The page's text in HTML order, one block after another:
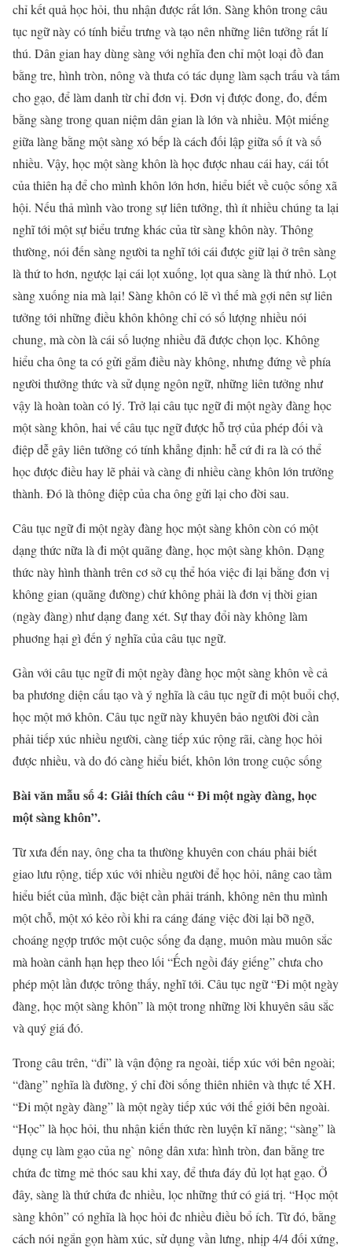
chỉ kết quả học hỏi, thu nhận được rất lớn. Sàng khôn trong câu
tục ngữ này có tính biểu trưng và tạo nên những liên tưởng rất lí
thú. Dân gian hay dùng sàng với nghĩa đen chỉ một loại đồ đan
bằng tre, hình tròn, nông và thưa có tác dụng làm sạch trấu và tấm
cho gạo, để làm danh từ chỉ đơn vị. Đơn vị được đong, đo, đếm
bằng sàng trong quan niệm dân gian là lớn và nhiều. Một miếng
giữa làng bằng một sàng xó bếp là cách đối lập giữa số ít và số
nhiều. Vậy, học một sàng khôn là học được nhau cái hay, cái tốt
của thiên hạ để cho mình khôn lớn hơn, hiểu biết về cuộc sống xã
hội. Nếu thả mình vào trong sự liên tưởng, thì ít nhiều chúng ta lại
nghĩ tới một sự biểu trưng khác của từ sàng khôn này. Thông
thường, nói đến sàng người ta nghĩ tới cái được giữ lại ở trên sàng
là thứ to hơn, ngược lại cái lọt xuống, lọt qua sàng là thứ nhỏ. Lọt
sàng xuống nia mà lại! Sàng khôn có lẽ vì thế mà gợi nên sự liên
tưởng tới những điều khôn không chỉ có số lượng nhiều nói
chung, mà còn là cái số luợng nhiều đã được chọn lọc. Không
hiểu cha ông ta có gửi gắm điều này không, nhưng đứng về phía
người thưởng thức và sử dụng ngôn ngữ, những liên tưởng như
vậy là hoàn toàn có lý. Trở lại câu tục ngữ đi một ngày đàng học
một sàng khôn, hai vế câu tục ngữ được hỗ trợ của phép đối và
điệp dễ gây liên tưởng có tính khẳng định: hễ cứ đi ra là có thể
học được điều hay lẽ phải và càng đi nhiều càng khôn lớn trưởng
thành. Đó là thông điệp của cha ông gửi lại cho đời sau.
Câu tục ngữ đi một ngày đàng học một sàng khôn còn có một
dạng thức nữa là đi một quãng đàng, học một sàng khôn. Dạng
thức này hình thành trên cơ sở cụ thể hóa việc đi lại bằng đơn vị
không gian (quãng đường) chứ không phải là đơn vị thời gian
(ngày đàng) như dạng đang xét. Sự thay đổi này không làm
phuơng hại gì đến ý nghĩa của câu tục ngữ.
Gần với câu tục ngữ đi một ngày đàng học một sàng khôn về cả
ba phương diện cấu tạo và ý nghĩa là câu tục ngữ đi một buổi chợ,
học một mớ khôn. Câu tục ngữ này khuyên bảo người đời cần
phải tiếp xúc nhiều người, càng tiếp xúc rộng rãi, càng học hỏi
được nhiều, và do đó càng hiểu biết, khôn lớn trong cuộc sống
Bài văn mẫu số 4: Giải thích câu “ Đi một ngày đàng, học
một sàng khôn”.
Từ xưa đến nay, ông cha ta thường khuyên con cháu phải biết
giao lưu rộng, tiếp xúc với nhiều người để học hỏi, nâng cao tầm
hiểu biết của mình, đặc biệt cần phải tránh, không nên thu mình
một chỗ, một xó kẻo rồi khi ra cáng đáng việc đời lại bỡ ngỡ,
choáng ngợp trước một cuộc sống đa dạng, muôn màu muôn sắc
mà hoàn cảnh hạn hẹp theo lối “Ếch ngồi đáy giếng” chưa cho
phép một lần được trông thấy, nghĩ tới. Câu tục ngữ “Đi một ngày
đàng, học một sàng khôn” là một trong những lời khuyên sâu sắc
và quý giá đó.
Trong câu trên, “đi” là vận động ra ngoài, tiếp xúc với bên ngoài;
“đàng” nghĩa là đường, ý chỉ đời sống thiên nhiên và thực tế XH.
“Đi một ngày đàng” là một ngày tiếp xúc với thế giới bên ngoài.
“Học” là học hỏi, thu nhận kiến thức rèn luyện kĩ năng; “sàng” là
dụng cụ làm gạo của ng` nông dân xưa: hình tròn, đan bằng tre
chứa đc từng mẻ thóc sau khi xay, để thưa đáy đủ lọt hạt gạo. Ở
đây, sàng là thứ chứa đc nhiều, lọc những thứ có giá trị. “Học một
sàng khôn” có nghĩa là học hỏi đc nhiều điều bổ ích. Từ đó, bằng
cách nói ngắn gọn hàm xúc, sử dụng vần lưng, nhịp 4/4 đối xứng,